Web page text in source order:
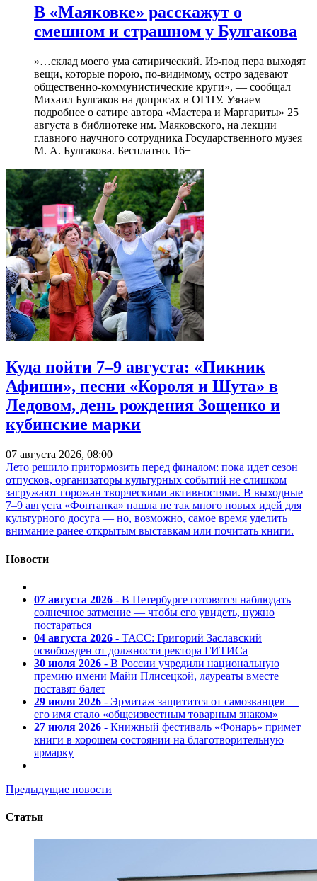
В «Маяковке» расскажут о
смешном и страшном у Булгакова
»…склад моего ума сатирический. Из-под пера выходят
вещи, которые порою, по-видимому, остро задевают
общественно-коммунистические круги», — сообщал
Михаил Булгаков на допросах в ОГПУ. Узнаем
подробнее о сатире автора «Мастера и Маргариты» 25
августа в библиотеке им. Маяковского, на лекции
главного научного сотрудника Государственного музея
М. А. Булгакова. Бесплатно. 16+
Куда пойти 7–9 августа: «Пикник
Афиши», песни «Короля и Шута» в
Ледовом, день рождения Зощенко и
кубинские марки
07 августа 2026, 08:00
Лето решило притормозить перед финалом: пока идет сезон
отпусков, организаторы культурных событий не слишком
загружают горожан творческими активностями. В выходные
7–9 августа «Фонтанка» нашла не так много новых идей для
культурного досуга — но, возможно, самое время уделить
внимание ранее открытым выставкам или почитать книги.
Новости
07 августа 2026 - В Петербурге готовятся наблюдать
солнечное затмение — чтобы его увидеть, нужно
постараться
04 августа 2026 - ТАСС: Григорий Заславский
освобожден от должности ректора ГИТИСа
30 июля 2026 - В России учредили национальную
премию имени Майи Плисецкой, лауреаты вместе
поставят балет
29 июля 2026 - Эрмитаж защитится от самозванцев —
его имя стало «общеизвестным товарным знаком»
27 июля 2026 - Книжный фестиваль «Фонарь» примет
книги в хорошем состоянии на благотворительную
ярмарку
Предыдущие новости
Статьи